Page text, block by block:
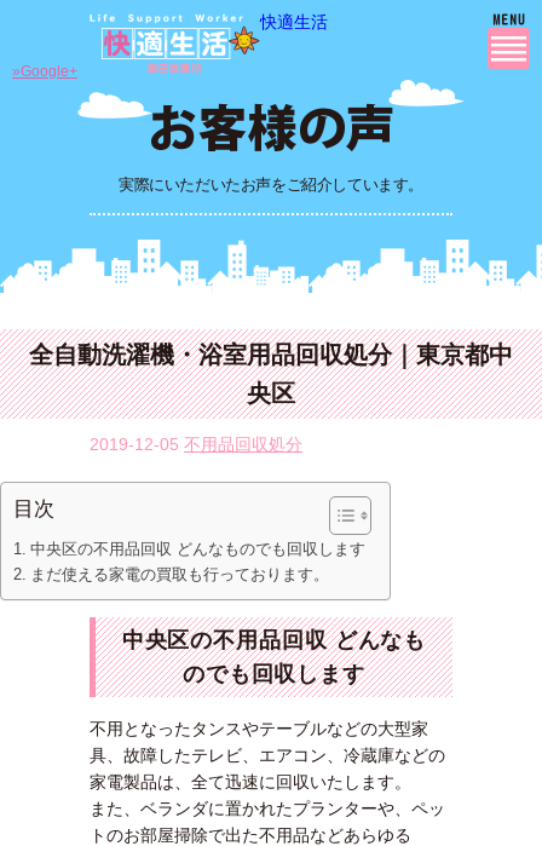
快適生活
実際にいただいたお声をご紹介しています。
»Google+
全自動洗濯機・浴室用品回収処分｜東京都中
央区
2019-12-05 不用品回収処分
目次
中央区の不用品回収 どんなものでも回収します
まだ使える家電の買取も行っております。
中央区の不用品回収 どんなも
のでも回収します
不用となったタンスやテーブルなどの大型家
具、故障したテレビ、エアコン、冷蔵庫などの
家電製品は、全て迅速に回収いたします。
また、ベランダに置かれたプランターや、ペッ
トのお部屋掃除で出た不用品などあらゆる